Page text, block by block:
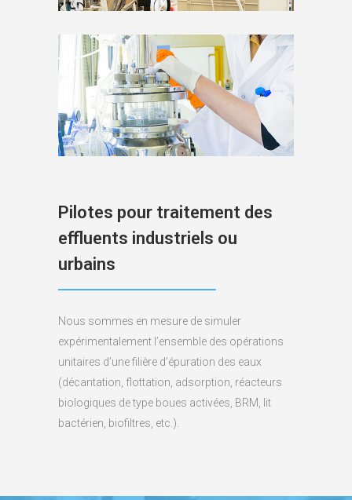
Pilotes pour traitement des
effluents industriels ou
urbains
Nous sommes en mesure de simuler
expérimentalement l’ensemble des opérations
unitaires d’une filière d’épuration des eaux
(décantation, flottation, adsorption, réacteurs
biologiques de type boues activées, BRM, lit
bactérien, biofiltres, etc.).